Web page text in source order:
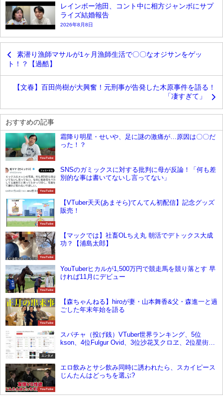
レインボー池田、コント中に相方ジャンボにサプ
ライズ結婚報告
2026年8月8日
素潜り漁師マサルが1ヶ月漁師生活で〇〇なオジサンをゲッ
ト！？【過酷】
【文春】百田尚樹が大興奮！元刑事が告発した木原事件を語る！
「凄すぎて」
おすすめの記事
YouTube
霜降り明星・せいや、足に謎の激痛が…原因は〇〇だ
った！？
YouTube
SNSのガミックスに対する批判に母が反論！「何も差
別的な事は書いてないし言ってない」
YouTube
【VTuber天天(あまそら)てんてん初配信】記念グッズ
販売！
YouTube
【マックでは】社畜OLちえ丸 朝活でデトックス大成
功？【浦島太郎】
YouTube
YouTuberヒカルが1,500万円で競走馬を競り落とす 早
ければ11月にデビュー
YouTube
【森ちゃんねる】hiroが妻・山本舞香&父・森進一と過
ごした年末年始を語る
エンタメ
スパチャ（投げ銭）VTuber世界ランキング、5位
kson、4位Fulgur Ovid、3位沙花叉クロヱ、2位星街す
YouTube
エロ飲みとサシ飲み同時に誘われたら、スカイピース
じんたんはどっちを選ぶ?